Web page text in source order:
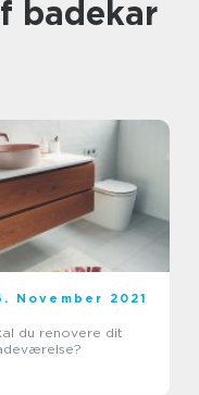
November 2021
du renovere dit